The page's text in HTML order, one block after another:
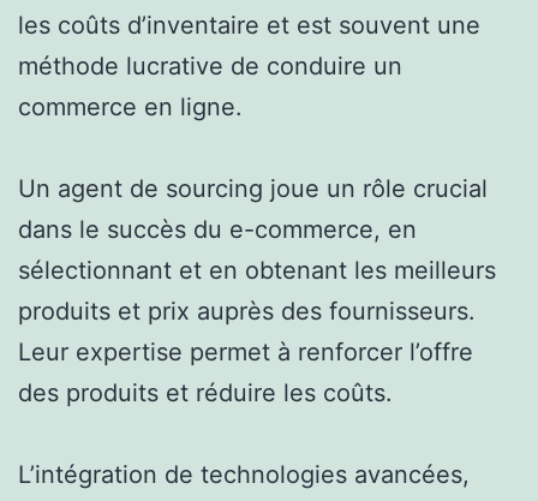
les coûts d’inventaire et est souvent une
méthode lucrative de conduire un
commerce en ligne.
Un agent de sourcing joue un rôle crucial
dans le succès du e-commerce, en
sélectionnant et en obtenant les meilleurs
produits et prix auprès des fournisseurs.
Leur expertise permet à renforcer l’offre
des produits et réduire les coûts.
L’intégration de technologies avancées,